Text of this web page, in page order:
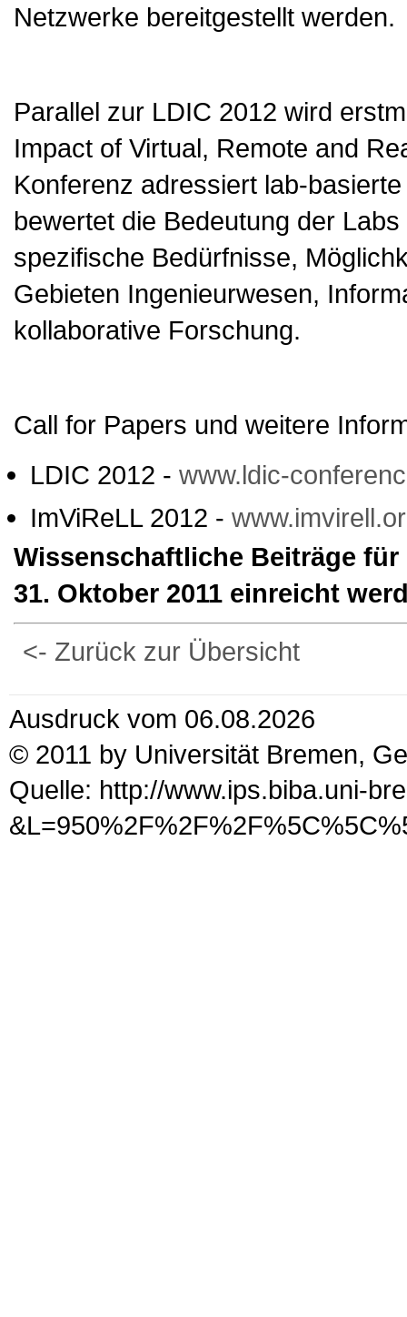
Netzwerke bereitgestellt werden.
Parallel zur LDIC 2012 wird
Impact of Virtual, Remote and
Konferenz adressiert lab-
bewertet die Bedeutung der
spezifische Bedürfnisse,
Gebieten Ingenieurwesen,
kollaborative Forschung.
Call for Papers und weitere
LDIC 2012 - www.ldic-
ImViReLL 2012 -
Wissenschaftliche Beiträge
31. Oktober 2011 einreicht
<- Zurück zur Übersicht
Ausdruck vom 06.08.2026
© 2011 by Universität Bremen,
Quelle: http://www.ips.biba.uni-